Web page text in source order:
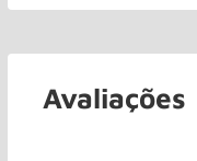
Avaliações